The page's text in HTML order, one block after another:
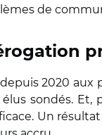
de
2020
élus sondés.
Un